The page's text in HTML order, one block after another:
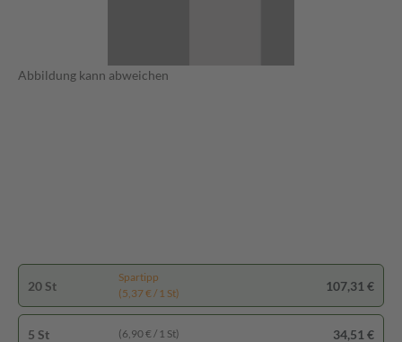
Abbildung kann abweichen
20 St
Spartipp
(5,37 € / 1 St)
107,31 €
5 St (6,90 € / 1 St) 34,51 €